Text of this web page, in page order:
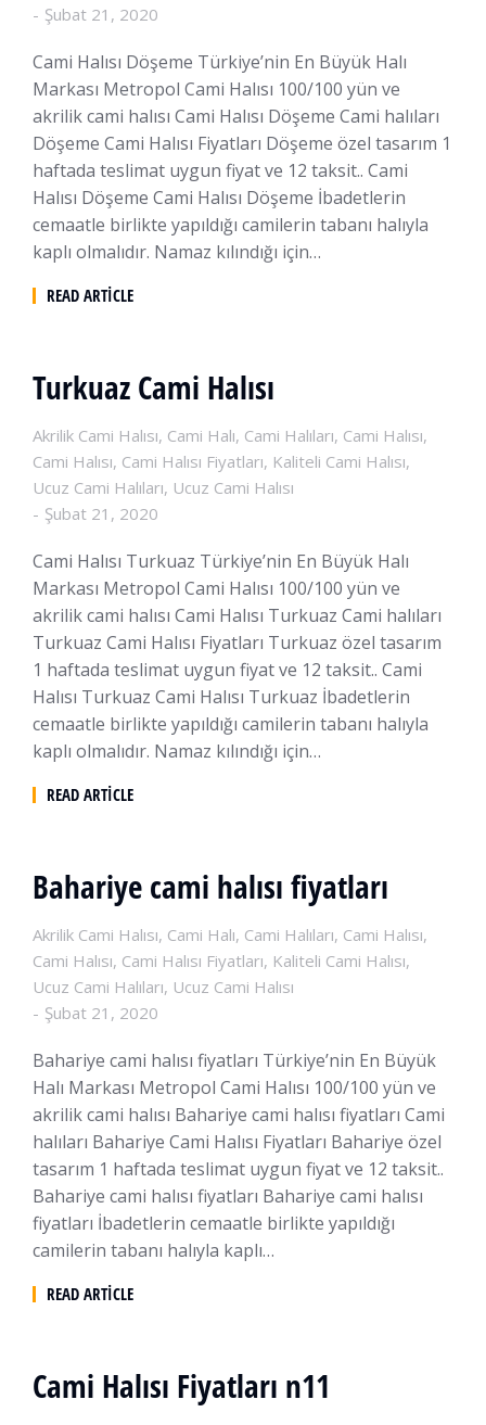
Şubat 21, 2020
Cami Halısı Döşeme Türkiye’nin En Büyük Halı
Markası Metropol Cami Halısı 100/100 yün ve
akrilik cami halısı Cami Halısı Döşeme Cami halıları
Döşeme Cami Halısı Fiyatları Döşeme özel tasarım 1
haftada teslimat uygun fiyat ve 12 taksit.. Cami
Halısı Döşeme Cami Halısı Döşeme İbadetlerin
cemaatle birlikte yapıldığı camilerin tabanı halıyla
kaplı olmalıdır. Namaz kılındığı için…
READ ARTICLE
Turkuaz Cami Halısı
Akrilik Cami Halısı, Cami Halı, Cami Halıları, Cami Halısı,
Cami Halısı, Cami Halısı Fiyatları, Kaliteli Cami Halısı,
Ucuz Cami Halıları, Ucuz Cami Halısı
Şubat 21, 2020
Cami Halısı Turkuaz Türkiye’nin En Büyük Halı
Markası Metropol Cami Halısı 100/100 yün ve
akrilik cami halısı Cami Halısı Turkuaz Cami halıları
Turkuaz Cami Halısı Fiyatları Turkuaz özel tasarım
1 haftada teslimat uygun fiyat ve 12 taksit.. Cami
Halısı Turkuaz Cami Halısı Turkuaz İbadetlerin
cemaatle birlikte yapıldığı camilerin tabanı halıyla
kaplı olmalıdır. Namaz kılındığı için…
READ ARTICLE
Bahariye cami halısı fiyatları
Akrilik Cami Halısı, Cami Halı, Cami Halıları, Cami Halısı,
Cami Halısı, Cami Halısı Fiyatları, Kaliteli Cami Halısı,
Ucuz Cami Halıları, Ucuz Cami Halısı
Şubat 21, 2020
Bahariye cami halısı fiyatları Türkiye’nin En Büyük
Halı Markası Metropol Cami Halısı 100/100 yün ve
akrilik cami halısı Bahariye cami halısı fiyatları Cami
halıları Bahariye Cami Halısı Fiyatları Bahariye özel
tasarım 1 haftada teslimat uygun fiyat ve 12 taksit..
Bahariye cami halısı fiyatları Bahariye cami halısı
fiyatları İbadetlerin cemaatle birlikte yapıldığı
camilerin tabanı halıyla kaplı…
READ ARTICLE
Cami Halısı Fiyatları n11